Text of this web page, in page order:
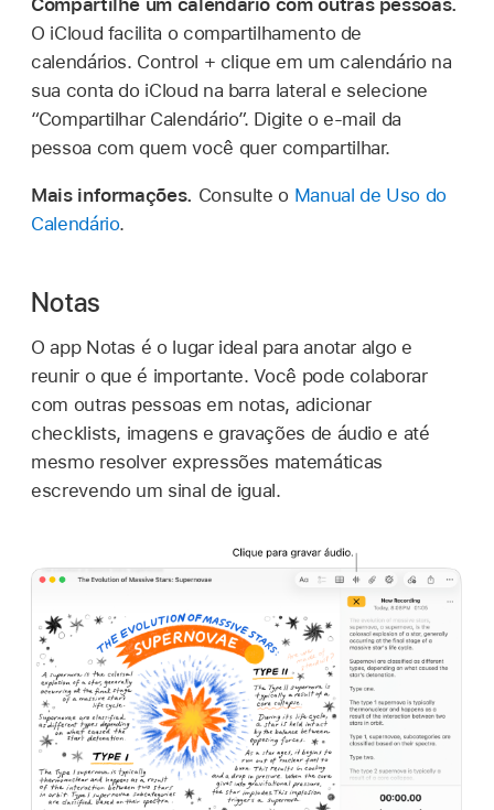
Compartilhe um calendário com outras pessoas.
O iCloud facilita o compartilhamento de
calendários. Control + clique em um calendário na
sua conta do iCloud na barra lateral e selecione
“Compartilhar Calendário”. Digite o e-mail da
pessoa com quem você quer compartilhar.
Mais informações. Consulte o Manual de Uso do
Calendário.
Notas
O app Notas é o lugar ideal para anotar algo e
reunir o que é importante. Você pode colaborar
com outras pessoas em notas, adicionar
checklists, imagens e gravações de áudio e até
mesmo resolver expressões matemáticas
escrevendo um sinal de igual.